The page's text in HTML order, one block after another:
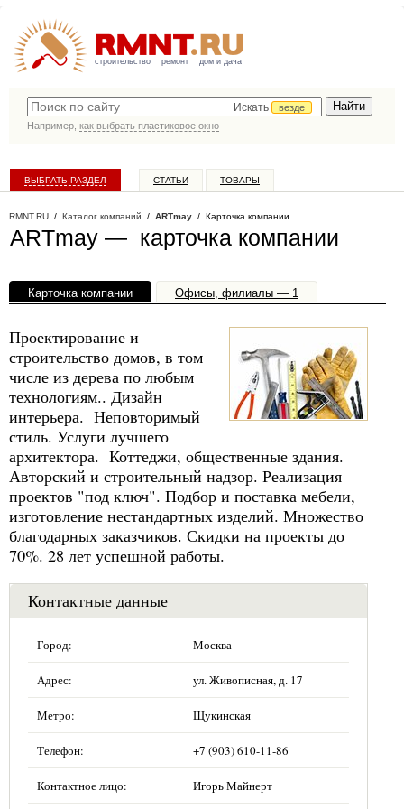
строительство ремонт дом и дача
Искать
везде
Например, как выбрать пластиковое окно
ВЫБРАТЬ РАЗДЕЛ СТАТЬИ ТОВАРЫ
RMNT.RU / Каталог компаний / ARTmay / Карточка компании
ARTmay — карточка компании
Карточка компании Офисы, филиалы — 1
Проектирование и
строительство домов, в том
числе из дерева по любым
технологиям.. Дизайн
интерьера. Неповторимый
стиль. Услуги лучшего
архитектора. Коттеджи, общественные здания.
Авторский и строительный надзор. Реализация
проектов "под ключ". Подбор и поставка мебели,
изготовление нестандартных изделий. Множество
благодарных заказчиков. Скидки на проекты до
70%. 28 лет успешной работы.
Контактные данные
Город: Москва
Адрес: ул. Живописная, д. 17
Метро: Щукинская
Телефон: +7 (903) 610-11-86
Контактное лицо: Игорь Майнерт